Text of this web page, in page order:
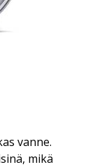
vanne.
mikä